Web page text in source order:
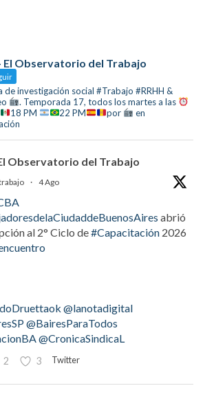
El Observatorio del Trabajo
de investigación social #Trabajo #RRHH &
. Temporada 17, todos los martes a las
18 PM 22 PM por
en
Observatorio del Trabajo
· 4 Ago
abrió
al 2° Ciclo de#Capacitación 2026
@lanotadigital
@BairesParaTodos
@CronicaSindicaL
2 3 Twitter